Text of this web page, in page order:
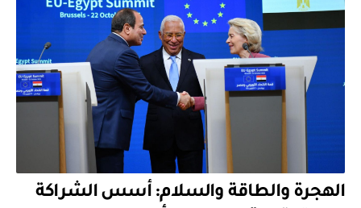
الهجرة والطاقة والسلام: أسس الشراكة